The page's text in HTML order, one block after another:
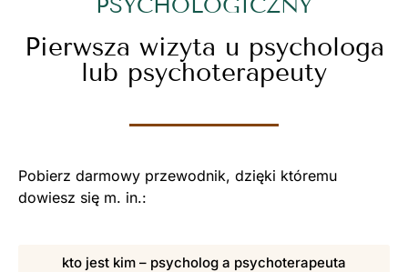
Pierwsza wizyta u psychologa
lub psychoterapeuty
Pobierz darmowy przewodnik, dzięki któremu
dowiesz się m. in.:
kto jest kim – psycholog a psychoterapeuta